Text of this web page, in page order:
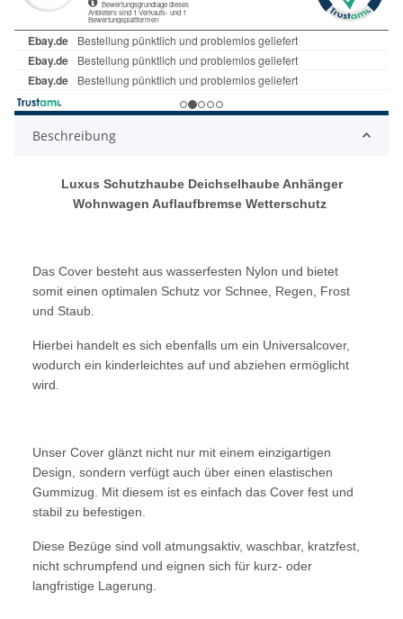
Beschreibung
Luxus Schutzhaube Deichselhaube Anhänger
Wohnwagen Auflaufbremse Wetterschutz
Das Cover besteht aus wasserfesten Nylon und bietet
somit einen optimalen Schutz vor Schnee, Regen, Frost
und Staub.
Hierbei handelt es sich ebenfalls um ein Universalcover,
wodurch ein kinderleichtes auf und abziehen ermöglicht
wird.
Unser Cover glänzt nicht nur mit einem einzigartigen
Design, sondern verfügt auch über einen elastischen
Gummizug. Mit diesem ist es einfach das Cover fest und
stabil zu befestigen.
Diese Bezüge sind voll atmungsaktiv, waschbar, kratzfest,
nicht schrumpfend und eignen sich für kurz- oder
langfristige Lagerung.